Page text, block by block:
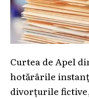
Curtea de Apel
hotărârile
divorțurile